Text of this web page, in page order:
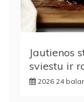
Jautienos
sviestu ir
2026 24